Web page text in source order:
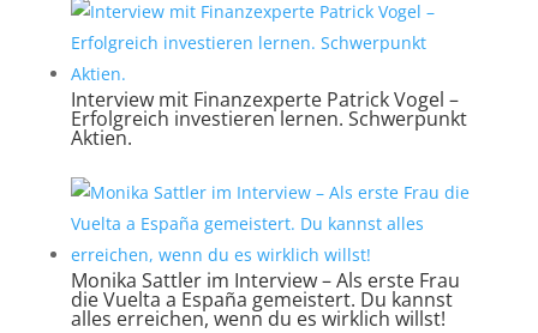
Interview mit Finanzexperte Patrick Vogel –
Erfolgreich investieren lernen. Schwerpunkt
Aktien.
Monika Sattler im Interview – Als erste Frau
die Vuelta a España gemeistert. Du kannst
alles erreichen, wenn du es wirklich willst!